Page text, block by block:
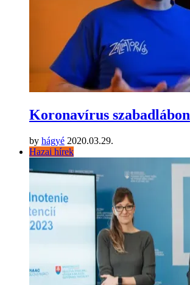
Koronavírus szabadlábon
by hágyé 2020.03.29.
Hazai hírek